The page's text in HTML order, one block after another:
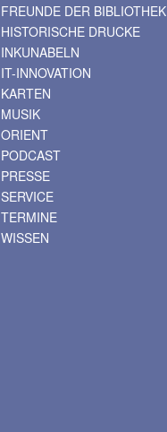
FREUNDE DER BIBLIOTHEK
HISTORISCHE DRUCKE
INKUNABELN
IT-INNOVATION
KARTEN
MUSIK
ORIENT
PODCAST
PRESSE
SERVICE
TERMINE
WISSEN